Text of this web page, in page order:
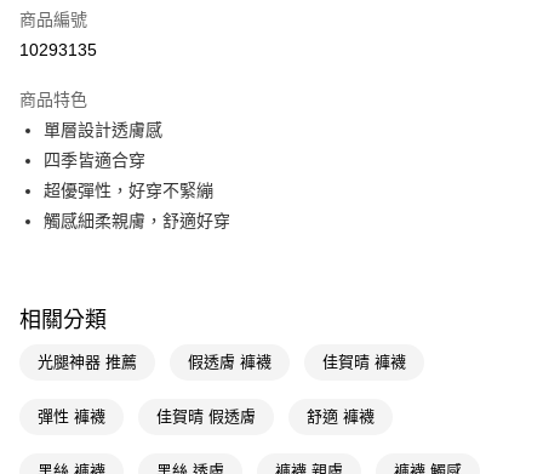
信用卡一次付款
LINE Pay
Apple Pay
街口支付
【關於「AFTEE先享後付」】
AFTEE先享後付是「在收到商品之後才付款」的支付方式。 讓您購物簡單
１．簡單：不需註冊會員、不需綁卡、不需儲值。
即享券
商品編號
10293135
商品特色
單層設計透膚感
四季皆適合穿
超優彈性，好穿不緊繃
觸感細柔親膚，舒適好穿
相關分類
光腿神器 推薦 假透膚 褲襪 佳賀晴 褲襪
彈性 褲襪 佳賀晴 假透膚 舒適 褲襪